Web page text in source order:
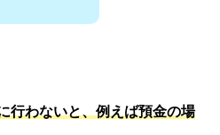
行わないと、例えば預金の場